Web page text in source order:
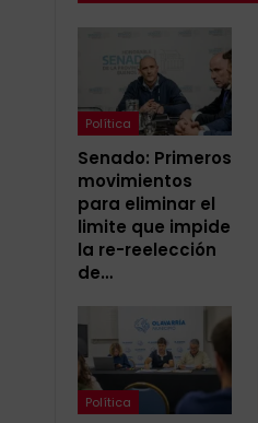
Política
Senado: Primeros
movimientos
para eliminar el
limite que impide
la re-reelección
de…
Política